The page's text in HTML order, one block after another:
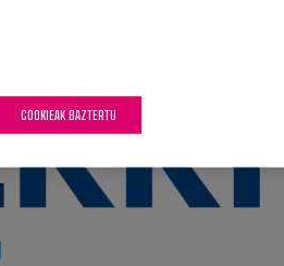
COOKIEAK BAZTERTU